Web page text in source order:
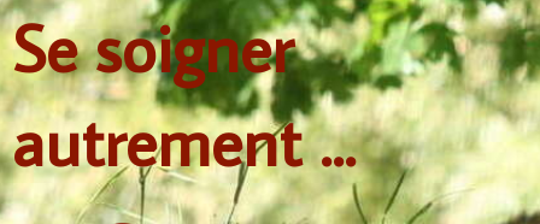
Se soigner
autrement ...